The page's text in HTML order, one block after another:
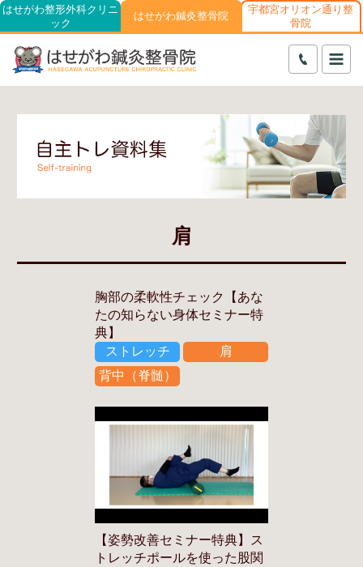
はせがわ整形外科クリニ
ック
はせがわ鍼灸整骨院
宇都宮オリオン通り整
骨院
肩
胸部の柔軟性チェック【あな
たの知らない身体セミナー特
典】
ストレッチ
肩
背中（脊髄）
【姿勢改善セミナー特典】ス
トレッチポールを使った股関